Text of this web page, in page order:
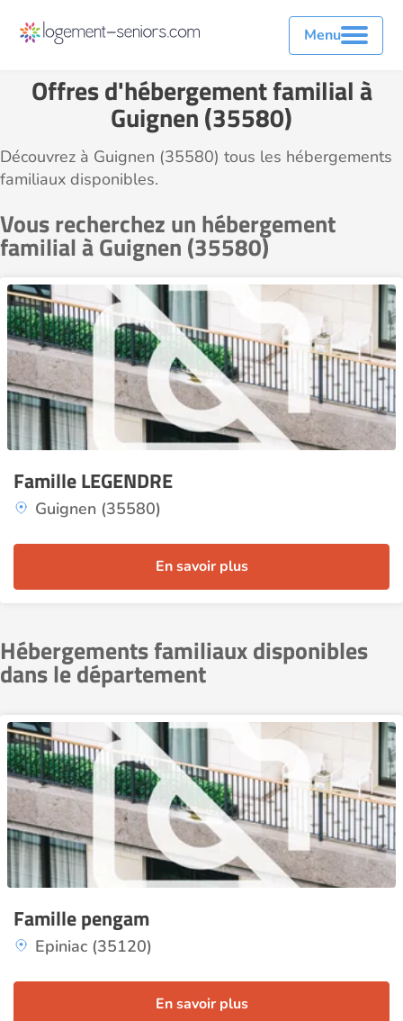
Menu
Offres d'hébergement familial à
Guignen (35580)
Découvrez à Guignen (35580) tous les hébergements
familiaux disponibles.
Vous recherchez un hébergement
familial à Guignen (35580)
Famille LEGENDRE
Guignen (35580)
En savoir plus
Hébergements familiaux disponibles
dans le département
Famille pengam
Epiniac (35120)
En savoir plus